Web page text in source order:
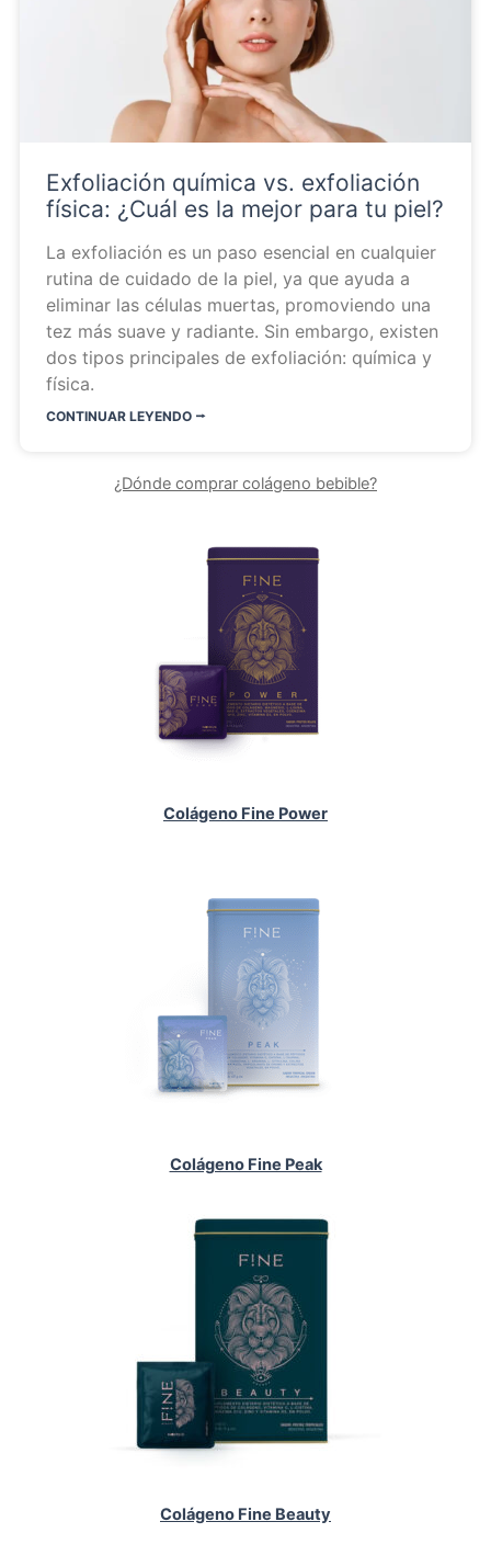
Exfoliación química vs. exfoliación
física: ¿Cuál es la mejor para tu piel?
La exfoliación es un paso esencial en cualquier
rutina de cuidado de la piel, ya que ayuda a
eliminar las células muertas, promoviendo una
tez más suave y radiante. Sin embargo, existen
dos tipos principales de exfoliación: química y
física.
CONTINUAR LEYENDO ⭬
¿Dónde comprar colágeno bebible?
Colágeno Fine Power
Colágeno Fine Peak
Colágeno Fine Beauty